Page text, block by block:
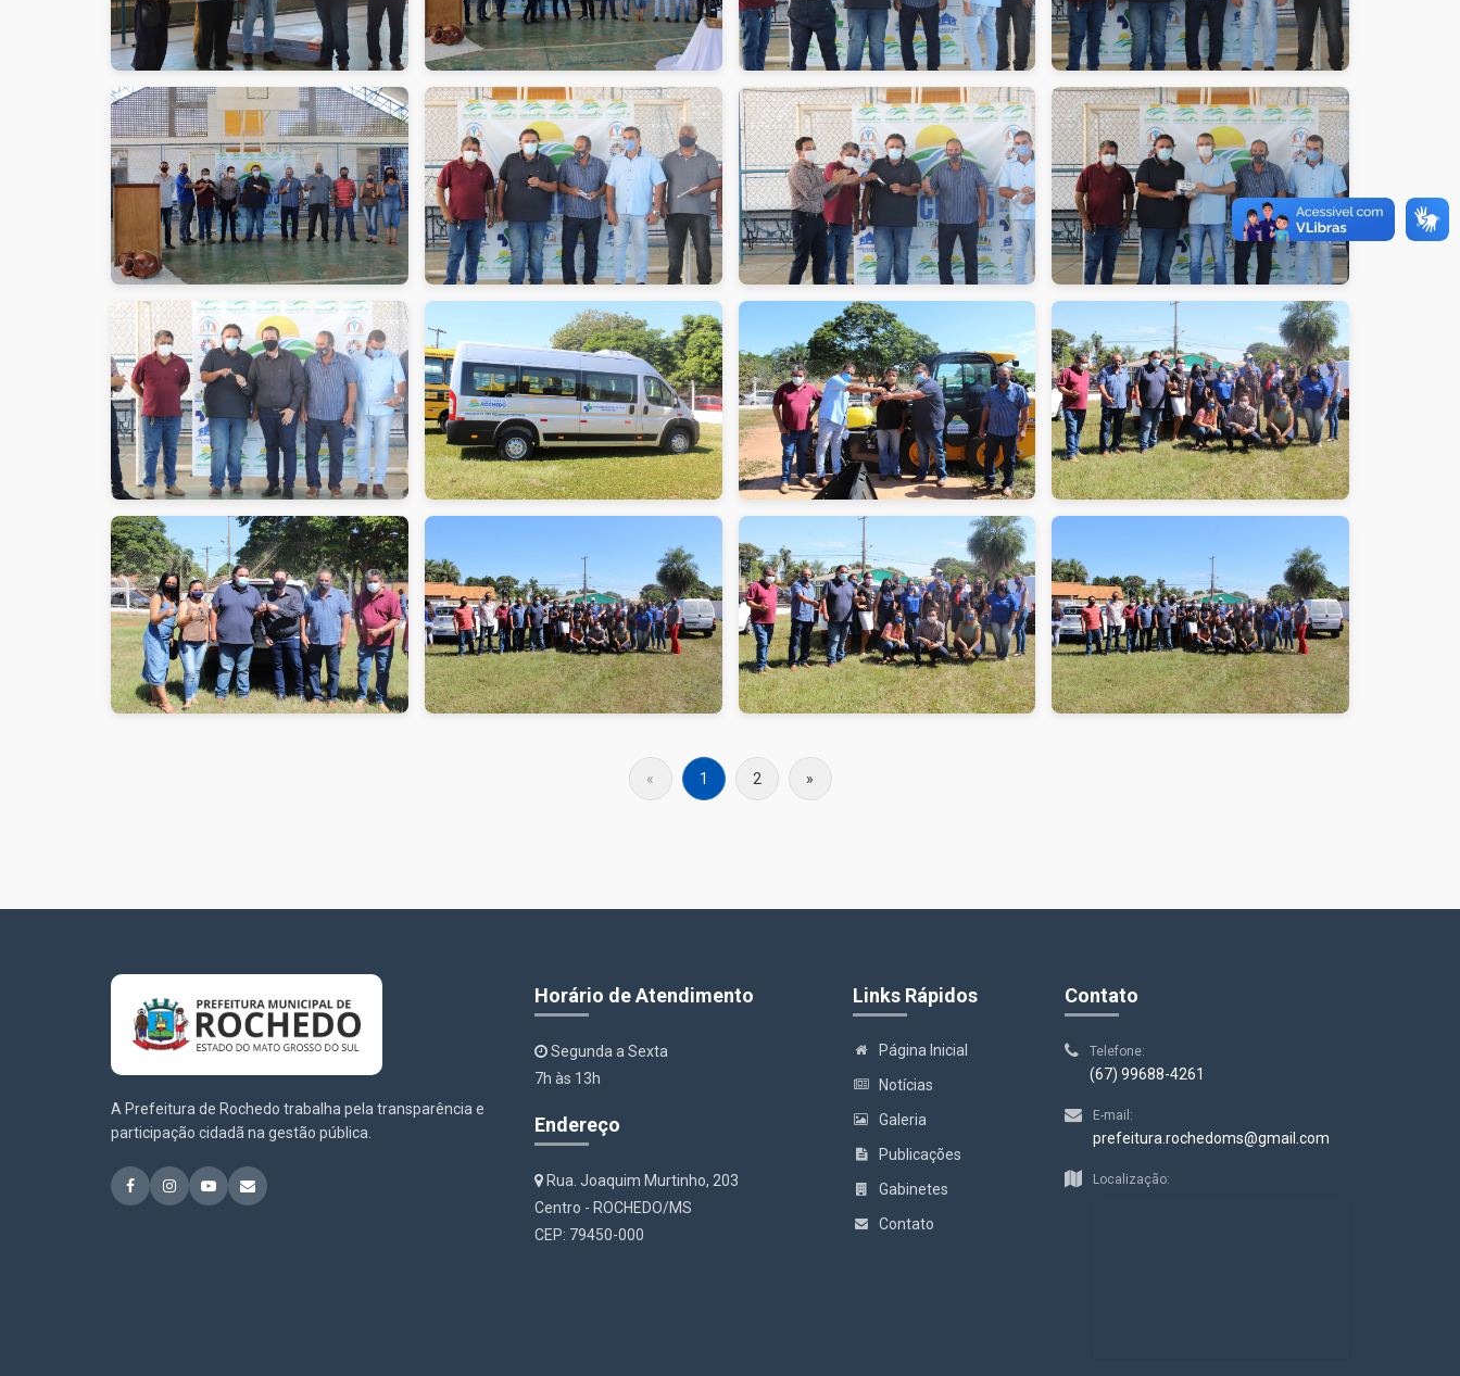
« 1 2 »
A Prefeitura de Rochedo trabalha pela transparência e
participação cidadã na gestão pública.
Horário de Atendimento
Segunda a Sexta
7h às 13h
Endereço
Rua. Joaquim Murtinho, 203
Centro - ROCHEDO/MS
CEP: 79450-000
Links Rápidos
Página Inicial
Notícias
Galeria
Publicações
Gabinetes
Contato
Contato
Telefone:
(67) 99688-4261
E-mail:
prefeitura.rochedoms@gmail.com
Localização: